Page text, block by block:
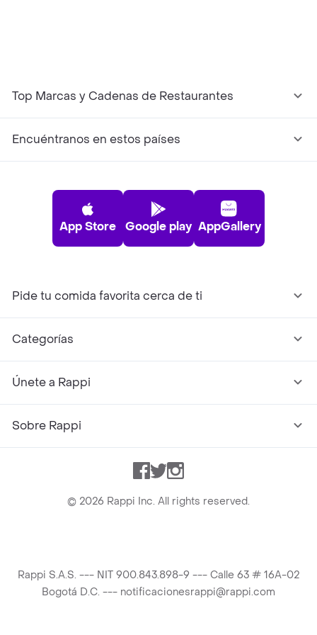
Top Marcas y Cadenas de Restaurantes
Encuéntranos en estos países
App Store Google play AppGallery
Pide tu comida favorita cerca de ti
Categorías
Únete a Rappi
Sobre Rappi
Facebook
TwitterInstagram
© 2026 Rappi Inc. All rights reserved.
Rappi S.A.S. --- NIT 900.843.898-9 --- Calle 63 # 16A-02
Bogotá D.C. --- notificacionesrappi@rappi.com